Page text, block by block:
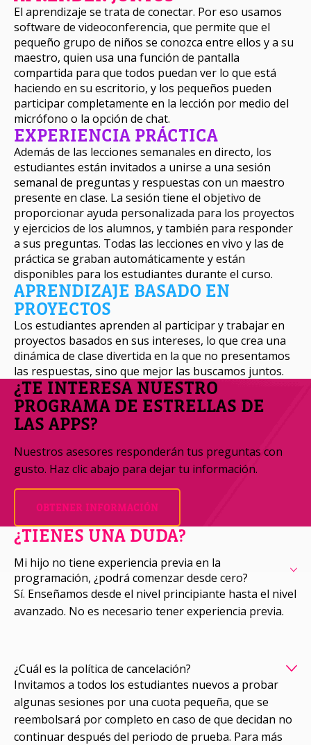
El aprendizaje se trata de conectar. Por eso usamos
software de videoconferencia, que permite que el
pequeño grupo de niños se conozca entre ellos y a su
maestro, quien usa una función de pantalla
compartida para que todos puedan ver lo que está
haciendo en su escritorio, y los pequeños pueden
participar completamente en la lección por medio del
micrófono o la opción de chat.
EXPERIENCIA PRÁCTICA
Además de las lecciones semanales en directo, los
estudiantes están invitados a unirse a una sesión
semanal de preguntas y respuestas con un maestro
presente en clase. La sesión tiene el objetivo de
proporcionar ayuda personalizada para los proyectos
y ejercicios de los alumnos, y también para responder
a sus preguntas. Todas las lecciones en vivo y las de
práctica se graban automáticamente y están
disponibles para los estudiantes durante el curso.
APRENDIZAJE BASADO EN
PROYECTOS
Los estudiantes aprenden al participar y trabajar en
proyectos basados ​​en sus intereses, lo que crea una
dinámica de clase divertida en la que no presentamos
las respuestas, sino que mejor las buscamos juntos.
¿TE INTERESA NUESTRO
PROGRAMA DE ESTRELLAS DE
LAS APPS?
Nuestros asesores responderán tus preguntas con
gusto. Haz clic abajo para dejar tu información.
OBTENER INFORMACIÓN
¿TIENES UNA DUDA?
Mi hijo no tiene experiencia previa en la
programación, ¿podrá comenzar desde cero?
Sí. Enseñamos desde el nivel principiante hasta el nivel
avanzado. No es necesario tener experiencia previa.
¿Cuál es la política de cancelación?
Invitamos a todos los estudiantes nuevos a probar
algunas sesiones por una cuota pequeña, que se
reembolsará por completo en caso de que decidan no
continuar después del periodo de prueba. Para más